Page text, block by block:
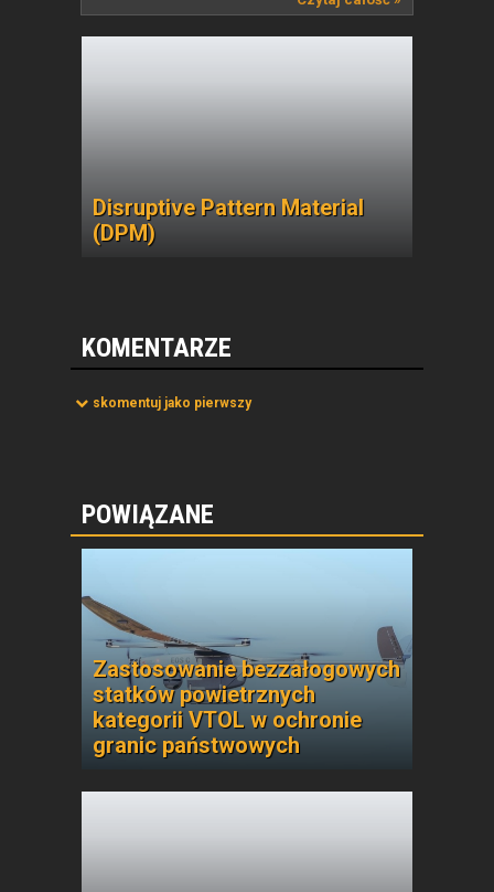
Disruptive Pattern Material
(DPM)
KOMENTARZE
skomentuj jako pierwszy
POWIĄZANE
Zastosowanie bezzałogowych
statków powietrznych
kategorii VTOL w ochronie
granic państwowych